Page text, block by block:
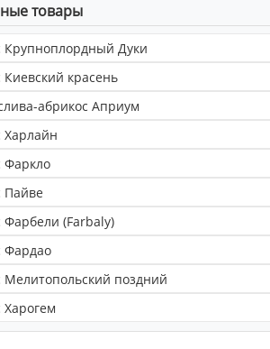
товары
Крупноплордный Дуки
Киевский красень
абрикос Априум
Харлайн
Фаркло
Пайве
Фарбели (Farbaly)
Фардао
Мелитопольский поздний
Харогем